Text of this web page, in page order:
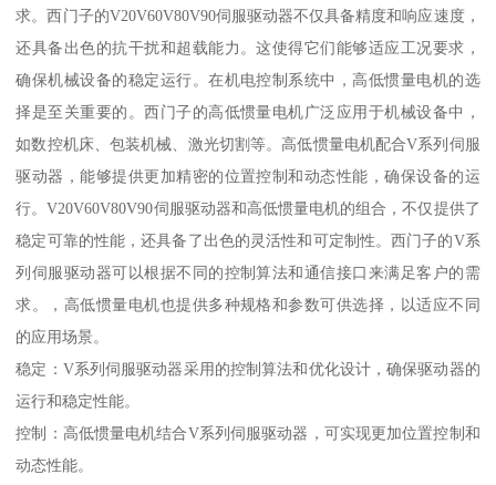
求。西门子的V20V60V80V90伺服驱动器不仅具备精度和响应速度，
还具备出色的抗干扰和超载能力。这使得它们能够适应工况要求，
确保机械设备的稳定运行。在机电控制系统中，高低惯量电机的选
择是至关重要的。西门子的高低惯量电机广泛应用于机械设备中，
如数控机床、包装机械、激光切割等。高低惯量电机配合V系列伺服
驱动器，能够提供更加精密的位置控制和动态性能，确保设备的运
行。V20V60V80V90伺服驱动器和高低惯量电机的组合，不仅提供了
稳定可靠的性能，还具备了出色的灵活性和可定制性。西门子的V系
列伺服驱动器可以根据不同的控制算法和通信接口来满足客户的需
求。，高低惯量电机也提供多种规格和参数可供选择，以适应不同
的应用场景。
稳定：V系列伺服驱动器采用的控制算法和优化设计，确保驱动器的
运行和稳定性能。
控制：高低惯量电机结合V系列伺服驱动器，可实现更加位置控制和
动态性能。